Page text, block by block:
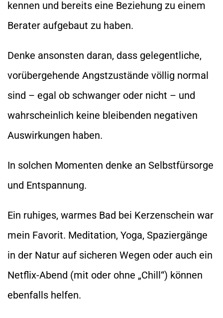
kennen und bereits eine Beziehung zu einem
Berater aufgebaut zu haben.
Denke ansonsten daran, dass gelegentliche,
vorübergehende Angstzustände völlig normal
sind – egal ob schwanger oder nicht – und
wahrscheinlich keine bleibenden negativen
Auswirkungen haben.
In solchen Momenten denke an Selbstfürsorge
und Entspannung.
Ein ruhiges, warmes Bad bei Kerzenschein war
mein Favorit. Meditation, Yoga, Spaziergänge
in der Natur auf sicheren Wegen oder auch ein
Netflix-Abend (mit oder ohne „Chill“) können
ebenfalls helfen.